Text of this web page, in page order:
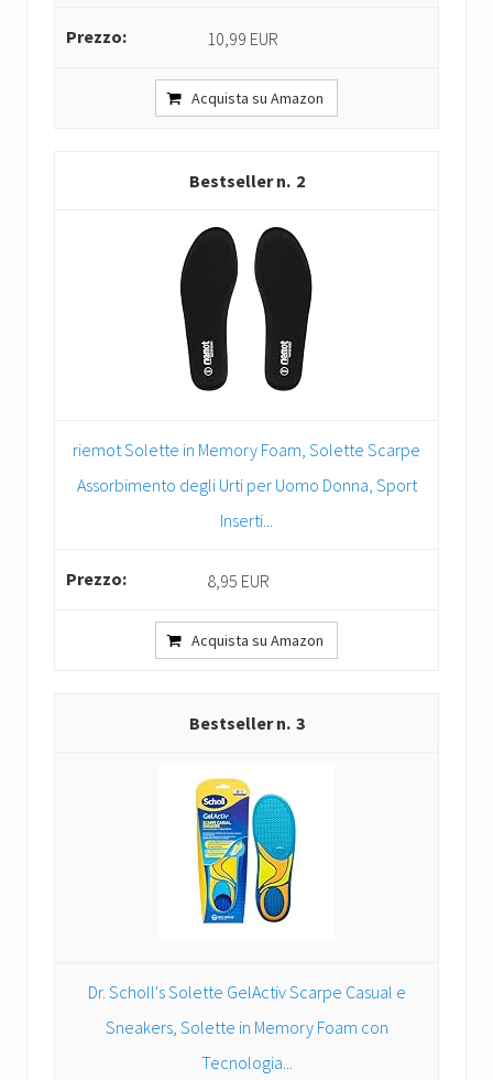
10,99 EUR
Acquista su Amazon
2
riemot Solette in Memory Foam, Solette Scarpe
Assorbimento degli Urti per Uomo Donna, Sport
Inserti...
8,95 EUR
Acquista su Amazon
3
Dr. Scholl's Solette GelActiv Scarpe Casual e
Sneakers, Solette in Memory Foam con
Tecnologia...